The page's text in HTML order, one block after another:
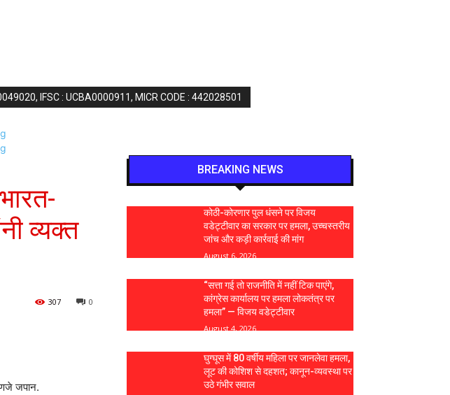
IFSC : UCBA0000911, MICR CODE : 442028501
व्यक्त
0
307
जपान.
BREAKING NEWS
कोठी-कोरणार पुल धंसने पर विजय
वडेट्टीवार का सरकार पर हमला, उच्चस्तरीय
जांच और कड़ी कार्रवाई की मांग
August 6, 2026
“सत्ता गई तो राजनीति में नहीं टिक पाएंगे,
कांग्रेस कार्यालय पर हमला लोकतंत्र पर
हमला” — विजय वडेट्टीवार
August 4, 2026
घुग्घूस में 80 वर्षीय महिला पर जानलेवा हमला,
लूट की कोशिश से दहशत; कानून-व्यवस्था पर
उठे गंभीर सवाल